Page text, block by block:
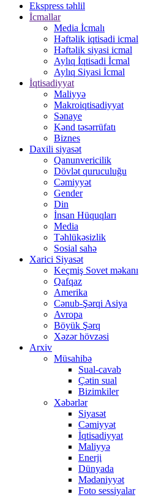
Ekspress təhlil
İcmallar
Media İcmalı
Həftəlik iqtisadi icmal
Həftəlik siyasi icmal
Aylıq İqtisadi İcmal
Aylıq Siyasi İcmal
İqtisadiyyat
Maliyyə
Makroiqtisadiyyat
Sənaye
Kənd təsərrüfatı
Biznes
Daxili siyasət
Qanunvericilik
Dövlət quruculuğu
Cəmiyyət
Gender
Din
İnsan Hüquqları
Media
Təhlükəsizlik
Sosial sahə
Xarici Siyasət
Keçmiş Sovet məkanı
Qafqaz
Amerika
Cənub-Şərqi Asiya
Avropa
Böyük Şərq
Xəzər hövzəsi
Arxiv
Müsahibə
Sual-cavab
Çətin sual
Bizimkiler
Xəbərlər
Siyasət
Cəmiyyət
İqtisadiyyat
Maliyyə
Enerji
Dünyada
Mədəniyyət
Foto sessiyalar